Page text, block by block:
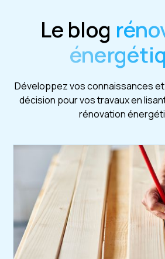
Le blog
Développez vos connaissances
décision pour vos travaux en
rénovation